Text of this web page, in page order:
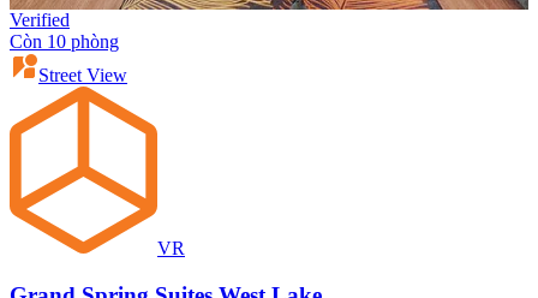
Verified
Còn 10 phòng
Street View
VR